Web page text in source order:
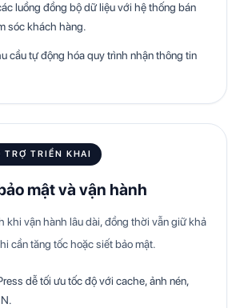
luồng đồng bộ dữ liệu với hệ thống bán
sóc khách hàng.
cầu tự động hóa quy trình nhận thông tin
TRỢ TRIỂN KHAI
mật và vận hành
khi vận hành lâu dài, đồng thời vẫn giữ khả
cần tăng tốc hoặc siết bảo mật.
dễ tối ưu tốc độ với cache, ảnh nén,